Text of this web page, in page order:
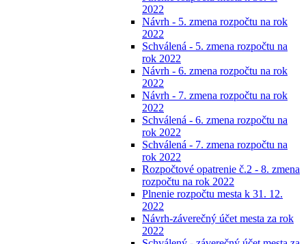
2022
Návrh - 5. zmena rozpočtu na rok
2022
Schválená - 5. zmena rozpočtu na
rok 2022
Návrh - 6. zmena rozpočtu na rok
2022
Návrh - 7. zmena rozpočtu na rok
2022
Schválená - 6. zmena rozpočtu na
rok 2022
Schválená - 7. zmena rozpočtu na
rok 2022
Rozpočtové opatrenie č.2 - 8. zmena
rozpočtu na rok 2022
Plnenie rozpočtu mesta k 31. 12.
2022
Návrh-záverečný účet mesta za rok
2022